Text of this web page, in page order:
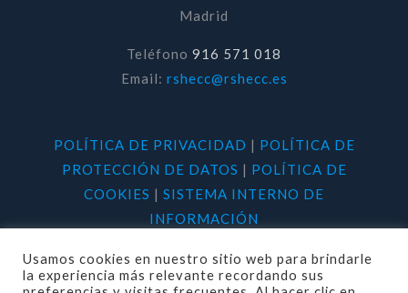
Madrid
Teléfono 916 571 018
Email: rshecc@rshecc.es
POLÍTICA DE PRIVACIDAD | POLÍTICA DE
PROTECCIÓN DE DATOS | POLÍTICA DE
COOKIES | SISTEMA INTERNO DE
INFORMACIÓN
Usamos cookies en nuestro sitio web para brindarle
la experiencia más relevante recordando sus